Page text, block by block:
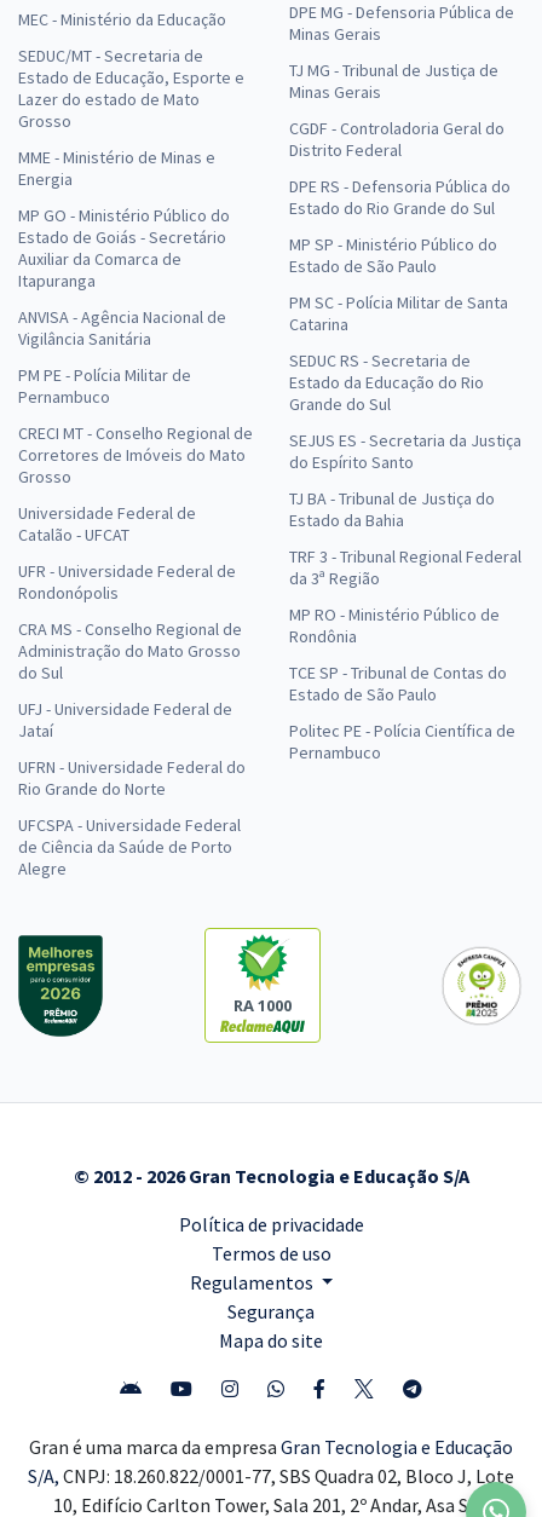
MEC - Ministério da Educação
SEDUC/MT - Secretaria de
Estado de Educação, Esporte e
Lazer do estado de Mato
Grosso
MME - Ministério de Minas e
Energia
MP GO - Ministério Público do
Estado de Goiás - Secretário
Auxiliar da Comarca de
Itapuranga
ANVISA - Agência Nacional de
Vigilância Sanitária
PM PE - Polícia Militar de
Pernambuco
CRECI MT - Conselho Regional de
Corretores de Imóveis do Mato
Grosso
Universidade Federal de
Catalão - UFCAT
UFR - Universidade Federal de
Rondonópolis
CRA MS - Conselho Regional de
Administração do Mato Grosso
do Sul
UFJ - Universidade Federal de
Jataí
UFRN - Universidade Federal do
Rio Grande do Norte
UFCSPA - Universidade Federal
de Ciência da Saúde de Porto
Alegre
DPE MG - Defensoria Pública de
Minas Gerais
TJ MG - Tribunal de Justiça de
Minas Gerais
CGDF - Controladoria Geral do
Distrito Federal
DPE RS - Defensoria Pública do
Estado do Rio Grande do Sul
MP SP - Ministério Público do
Estado de São Paulo
PM SC - Polícia Militar de Santa
Catarina
SEDUC RS - Secretaria de
Estado da Educação do Rio
Grande do Sul
SEJUS ES - Secretaria da Justiça
do Espírito Santo
TJ BA - Tribunal de Justiça do
Estado da Bahia
TRF 3 - Tribunal Regional Federal
da 3ª Região
MP RO - Ministério Público de
Rondônia
TCE SP - Tribunal de Contas do
Estado de São Paulo
Politec PE - Polícia Científica de
Pernambuco
RA 1000
© 2012 - 2026 Gran Tecnologia e Educação S/A
Política de privacidade
Termos de uso
Regulamentos
Segurança
Mapa do site
Gran é uma marca da empresa Gran Tecnologia e Educação
S/A, CNPJ: 18.260.822/0001-77, SBS Quadra 02, Bloco J, Lote
10, Edifício Carlton Tower, Sala 201, 2º Andar, Asa Sul,